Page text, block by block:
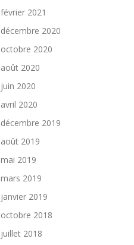
février 2021
décembre 2020
octobre 2020
août 2020
juin 2020
avril 2020
décembre 2019
août 2019
mai 2019
mars 2019
janvier 2019
octobre 2018
juillet 2018